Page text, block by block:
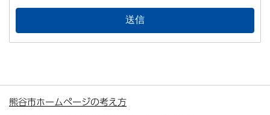
熊谷市ホームページの考え方